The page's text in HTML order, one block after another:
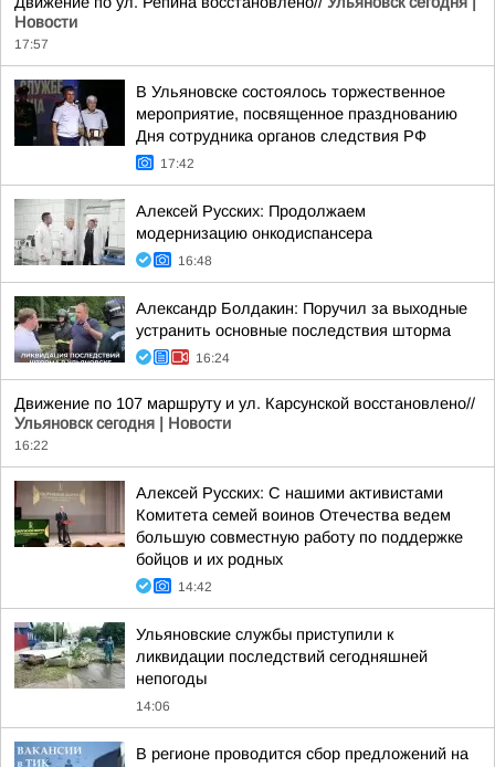
Новости
17:57
В Ульяновске состоялось торжественное
мероприятие, посвященное празднованию
Дня сотрудника органов следствия РФ
17:42
Алексей Русских: Продолжаем
модернизацию онкодиспансера
16:48
Александр Болдакин: Поручил за выходные
устранить основные последствия шторма
16:24
Движение по 107 маршруту и ул. Карсунской восстановлено//
Ульяновск сегодня | Новости
16:22
Алексей Русских: С нашими активистами
Комитета семей воинов Отечества ведем
большую совместную работу по поддержке
бойцов и их родных
14:42
Ульяновские службы приступили к
ликвидации последствий сегодняшней
непогоды
14:06
В регионе проводится сбор предложений на